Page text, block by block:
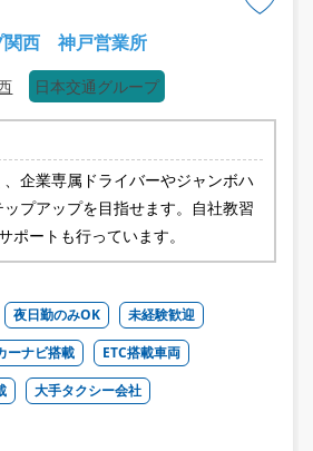
関西 神戸営業所
日本交通グループ
企業専属ドライバーやジャンボハ
プアップを目指せます。自社教習
ポートも行っています。
夜日勤のみOK
未経験歓迎
ーナビ搭載
ETC搭載車両
大手タクシー会社